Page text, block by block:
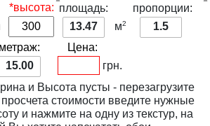
*высота: площадь:
13.47
м2
пропорции:
1.5
метраж:
15.00
Цена:
грн.
и Высота пусты - перезагрузите
Для просчета стоимости введите нужные
и нажмите на одну изтекстур, на